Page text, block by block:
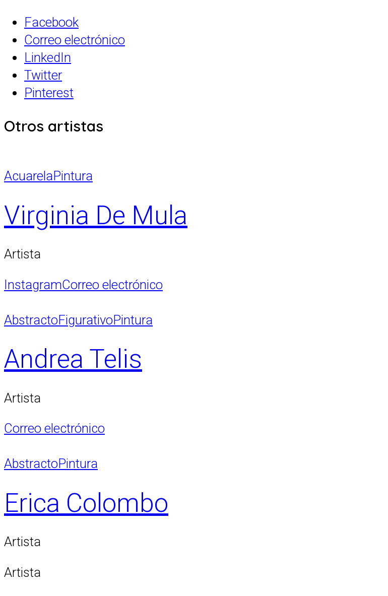
Facebook
Correo electrónico
LinkedIn
Twitter
Pinterest
Otros artistas
AcuarelaPintura
Virginia De Mula
Artista
InstagramCorreo electrónico
AbstractoFigurativoPintura
Andrea Telis
Artista
Correo electrónico
AbstractoPintura
Erica Colombo
Artista
Artista